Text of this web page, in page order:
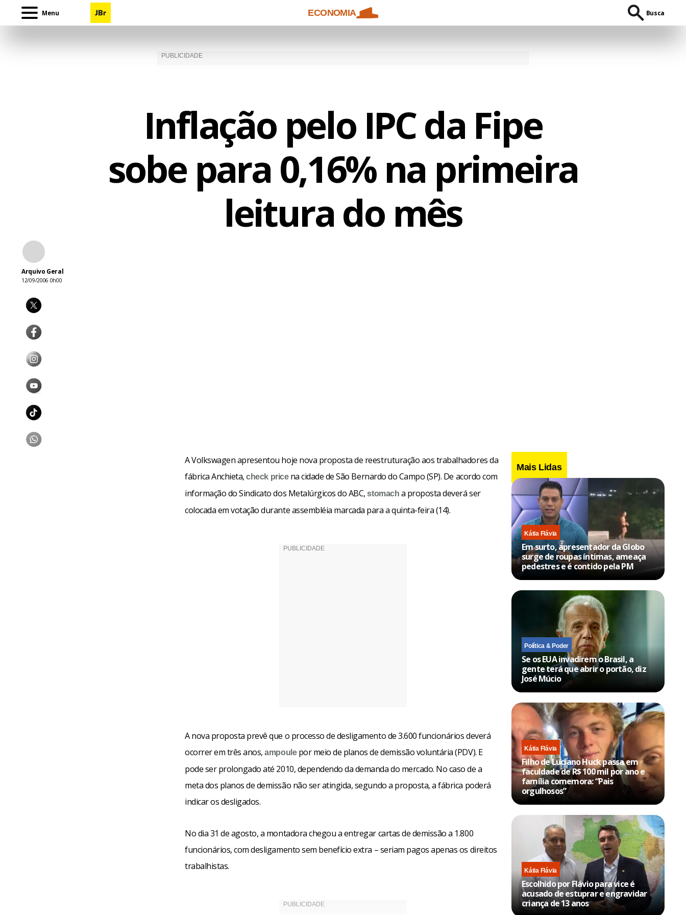
Menu ECONOMIA Busca
Inflação pelo IPC da Fipe
sobe para 0,16% na primeira
leitura do mês
Arquivo Geral
12/09/2006 0h00
A Volkswagen apresentou hoje nova proposta de reestruturação aos trabalhadores da
fábrica Anchieta,check pricena cidade de São Bernardo do Campo (SP). De acordo com
informação do Sindicato dos Metalúrgicos do ABC,stomach a proposta deverá ser
colocada em votação durante assembléia marcada para a quinta-feira (14).
A nova proposta prevê que o processo de desligamento de 3.600 funcionários deverá
ocorrer em três anos,ampoulepor meio de planos de demissão voluntária (PDV). E
pode ser prolongado até 2010, dependendo da demanda do mercado. No caso de a
meta dos planos de demissão não ser atingida, segundo a proposta, a fábrica poderá
indicar os desligados.
No dia 31 de agosto, a montadora chegou a entregar cartas de demissão a 1.800
funcionários, com desligamento sem benefício extra – seriam pagos apenas os direitos
trabalhistas.
Mais Lidas
Kátia Flávia
Em surto, apresentador da Globo
surge de roupas íntimas, ameaça
pedestres e é contido pela PM
Política & Poder
Se os EUA invadirem o Brasil, a
gente terá que abrir o portão, diz
José Múcio
Kátia Flávia
Filho de Luciano Huck passa em
faculdade de R$ 100 mil por ano e
família comemora: “Pais
orgulhosos”
Kátia Flávia
Escolhido por Flávio para vice é
acusado de estuprar e engravidar
criança de 13 anos